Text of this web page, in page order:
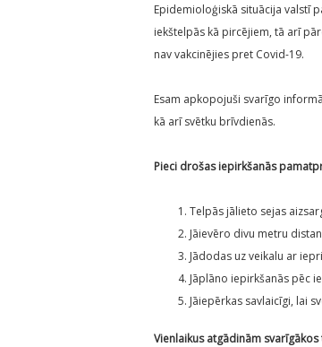
Epidemioloģiskā situācija valstī
iekštelpās kā pircējiem, tā arī
nav vakcinējies pret Covid-19.
Esam apkopojuši svarīgo
kā arī svētku brīvdienās.
Pieci drošas iepirkšanās
Telpās jālieto sejas
Jāievēro divu metru
Jādodas uz veikalu ar
Jāplāno iepirkšanās pēc
Jāiepērkas savlaicīgi, lai
Vienlaikus atgādinām